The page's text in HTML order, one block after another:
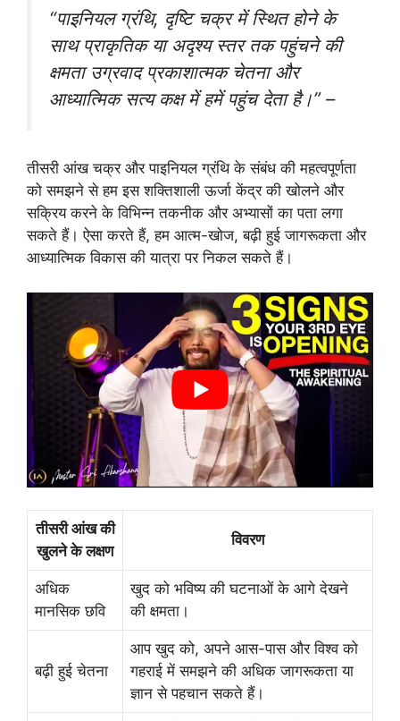
“पाइनियल ग्रंथि, दृष्टि चक्र में स्थित होने के
साथ प्राकृतिक या अदृश्य स्तर तक पहुंचने की
क्षमता उग्रवाद प्रकाशात्मक चेतना और
आध्यात्मिक सत्य कक्ष में हमें पहुंच देता है।” –
तीसरी आंख चक्र और पाइनियल ग्रंथि के संबंध की महत्वपूर्णता
को समझने से हम इस शक्तिशाली ऊर्जा केंद्र की खोलने और
सक्रिय करने के विभिन्न तकनीक और अभ्यासों का पता लगा
सकते हैं। ऐसा करते हैं, हम आत्म-खोज, बढ़ी हुई जागरूकता और
आध्यात्मिक विकास की यात्रा पर निकल सकते हैं।
तीसरी आंख की
खुलने के लक्षण
विवरण
अधिक
मानसिक छवि
खुद को भविष्य की घटनाओं के आगे देखने
की क्षमता।
बढ़ी हुई चेतना
आप खुद को, अपने आस-पास और विश्व को
गहराई में समझने की अधिक जागरूकता या
ज्ञान से पहचान सकते हैं।